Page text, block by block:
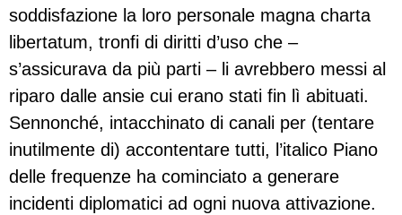
soddisfazione la loro personale magna charta
libertatum, tronfi di diritti d’uso che –
s’assicurava da più parti – li avrebbero messi al
riparo dalle ansie cui erano stati fin lì abituati.
Sennonché, intacchinato di canali per (tentare
inutilmente di) accontentare tutti, l’italico Piano
delle frequenze ha cominciato a generare
incidenti diplomatici ad ogni nuova attivazione.